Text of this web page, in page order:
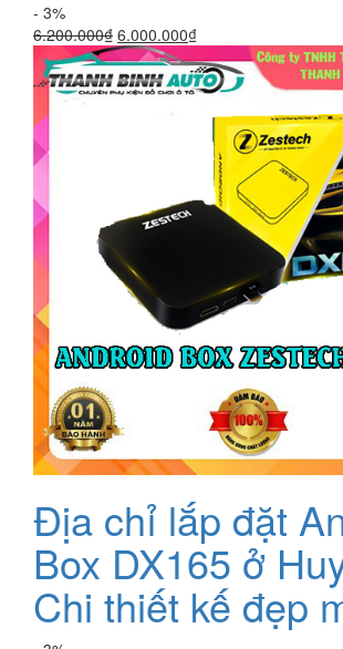
- 3%
6.200.000₫ Giá
gốc
là:
6.200.000₫.
6.000.000₫Giá
hiện
tại
là:
6.000.000₫.
Địa chỉ lắp đặt
Box DX165 ở
Chi thiết kế đẹp